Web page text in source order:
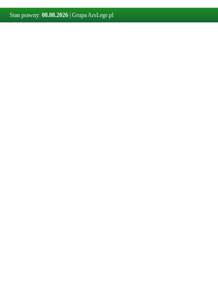
Stan prawny: 08.08.2026 Grupa ArsLege.pl